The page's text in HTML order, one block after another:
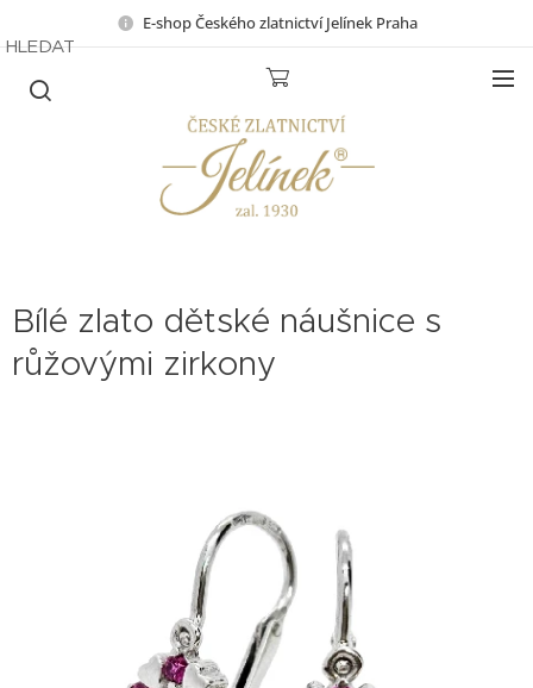
E-shop Českého zlatnictví Jelínek Praha
HLEDAT
Bílé zlato dětské náušnice s
růžovými zirkony